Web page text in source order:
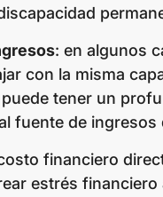
: en algunos
con la misma
tener un
fuente de ingresos
financiero
estrés